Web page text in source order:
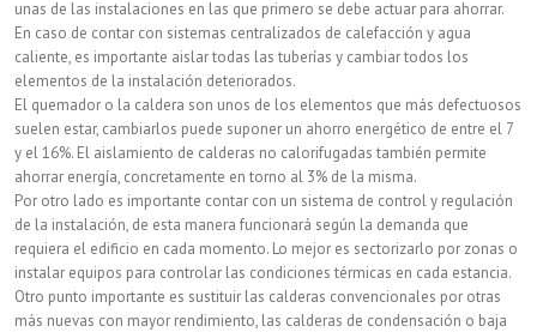
unas de las instalaciones en las que primero se debe actuar para ahorrar.
En caso de contar con sistemas centralizados de calefacción y agua
caliente, es importante aislar todas las tuberías y cambiar todos los
elementos de la instalación deteriorados.
El quemador o la caldera son unos de los elementos que más defectuosos
suelen estar, cambiarlos puede suponer un ahorro energético de entre el 7
y el 16%. El aislamiento de calderas no calorifugadas también permite
ahorrar energía, concretamente en torno al 3% de la misma.
Por otro lado es importante contar con un sistema de control y regulación
de la instalación, de esta manera funcionará según la demanda que
requiera el edificio en cada momento. Lo mejor es sectorizarlo por zonas o
instalar equipos para controlar las condiciones térmicas en cada estancia.
Otro punto importante es sustituir las calderas convencionales por otras
más nuevas con mayor rendimiento, las calderas de condensación o baja